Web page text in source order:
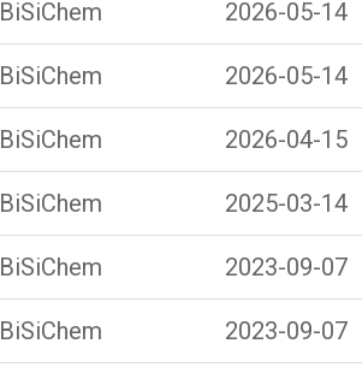
BiSiChem 2026-05-14
BiSiChem 2026-05-14
BiSiChem 2026-04-15
BiSiChem 2025-03-14
BiSiChem 2023-09-07
BiSiChem 2023-09-07